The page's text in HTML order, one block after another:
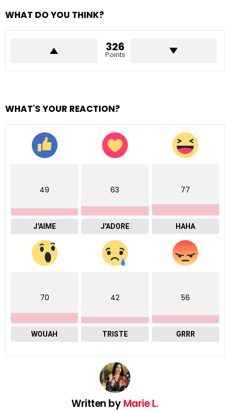
WHAT DO YOU THINK?
326
Points
WHAT'S YOUR REACTION?
49
J'AIME
63
J'ADORE
77
HAHA
70
WOUAH
42
TRISTE
56
GRRR
Written byMarie L.